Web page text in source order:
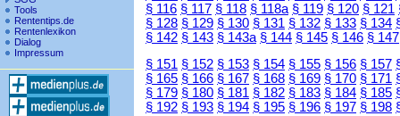
Tools
Rententips.de
Rentenlexikon
Dialog
Impressum
§ 116 § 117 § 118 § 118a § 119 § 120 § 121
§ 128 § 129 § 130 § 131 § 132 § 133 § 134
§ 142 § 143 § 143a § 144 § 145 § 146 § 147
§ 151 § 152 § 153 § 154 § 155 § 156 § 157
§ 165 § 166 § 167 § 168 § 169 § 170 § 171
§ 179 § 180 § 181 § 182 § 183 § 184 § 185
§ 192 § 193 § 194 § 195 § 196 § 197 § 198